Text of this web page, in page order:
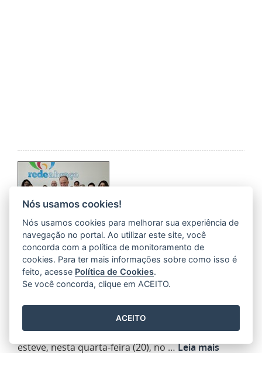
Governador inaugura reforma de Batalhão
da PMES e visita novo CAAD em Linhares
20/04/2022 16H59- ATUALIZADO EM
O governador do Estado visitou ainda as obras de
implantação da fábrica de café solúvel da empresa
O governador do Estado, Renato Casagrande,
esteve, nesta quarta-feira (20), no …Leia mais
Nós usamos cookies!
Nós usamos cookies para melhorar sua experiência de
navegação no portal. Ao utilizar este site, você
concorda com a política de monitoramento de
cookies. Para ter mais informações sobre como isso é
feito, acesse Política de Cookies.
Se você concorda, clique em ACEITO.
ACEITO